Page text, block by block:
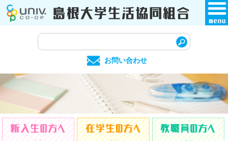
このページの本文へ
サ
索
お問い合わせ